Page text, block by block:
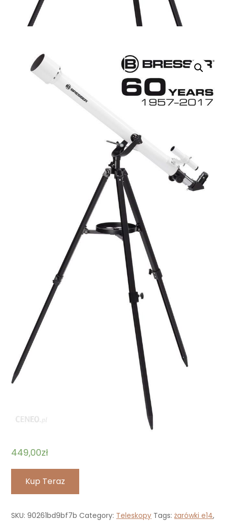
449,00zł
Kup Teraz
SKU:90261bd9bf7b Category: Teleskopy Tags:żarówki e14,